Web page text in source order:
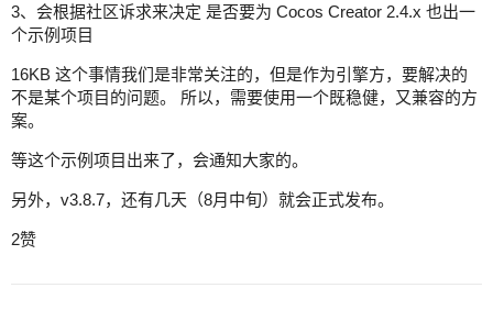
3、会根据社区诉求来决定 是否要为 Cocos Creator 2.4.x 也出一
个示例项目
16KB 这个事情我们是非常关注的，但是作为引擎方，要解决的
不是某个项目的问题。 所以，需要使用一个既稳健，又兼容的方
案。
等这个示例项目出来了，会通知大家的。
另外，v3.8.7，还有几天（8月中旬）就会正式发布。
2赞